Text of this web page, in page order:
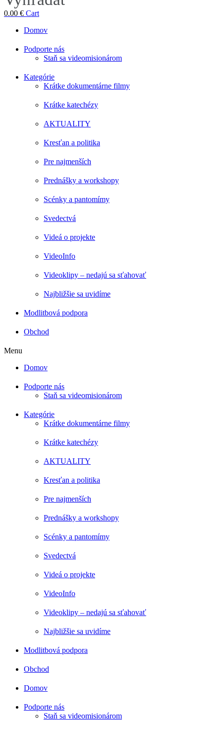
0.00 € Cart
Domov
Podporte nás
Staň sa videomisionárom
Kategórie
Krátke dokumentárne filmy
Krátke katechézy
AKTUALITY
Kresťan a politika
Pre najmenších
Prednášky a workshopy
Scénky a pantomímy
Svedectvá
Videá o projekte
VideoInfo
Videoklipy – nedajú sa sťahovať
Najbližšie sa uvidíme
Modlitbová podpora
Obchod
Menu
Domov
Podporte nás
Staň sa videomisionárom
Kategórie
Krátke dokumentárne filmy
Krátke katechézy
AKTUALITY
Kresťan a politika
Pre najmenších
Prednášky a workshopy
Scénky a pantomímy
Svedectvá
Videá o projekte
VideoInfo
Videoklipy – nedajú sa sťahovať
Najbližšie sa uvidíme
Modlitbová podpora
Obchod
Domov
Podporte nás
Staň sa videomisionárom